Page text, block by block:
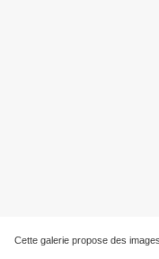
Cette galerie propose des